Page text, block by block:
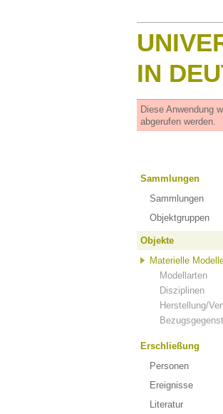
IN
Diese Anwendung
abgerufen werden.
Sammlungen
Sammlungen
Objektgruppen
Objekte
Materielle
Modellarten
Disziplinen
Herstellung/
Erschließung
Personen
Ereignisse
Literatur